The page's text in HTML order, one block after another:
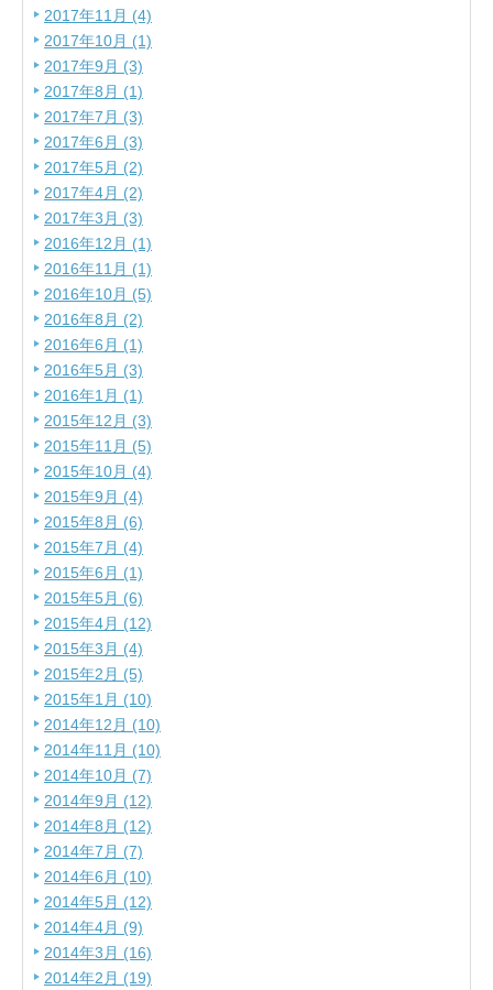
2017年11月 (4)
2017年10月 (1)
2017年9月 (3)
2017年8月 (1)
2017年7月 (3)
2017年6月 (3)
2017年5月 (2)
2017年4月 (2)
2017年3月 (3)
2016年12月 (1)
2016年11月 (1)
2016年10月 (5)
2016年8月 (2)
2016年6月 (1)
2016年5月 (3)
2016年1月 (1)
2015年12月 (3)
2015年11月 (5)
2015年10月 (4)
2015年9月 (4)
2015年8月 (6)
2015年7月 (4)
2015年6月 (1)
2015年5月 (6)
2015年4月 (12)
2015年3月 (4)
2015年2月 (5)
2015年1月 (10)
2014年12月 (10)
2014年11月 (10)
2014年10月 (7)
2014年9月 (12)
2014年8月 (12)
2014年7月 (7)
2014年6月 (10)
2014年5月 (12)
2014年4月 (9)
2014年3月 (16)
2014年2月 (19)